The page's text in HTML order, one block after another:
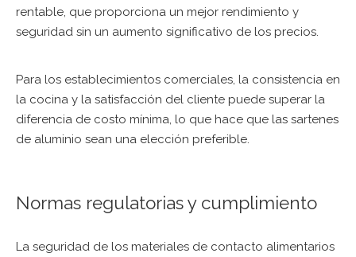
rentable, que proporciona un mejor rendimiento y
seguridad sin un aumento significativo de los precios.
Para los establecimientos comerciales, la consistencia en
la cocina y la satisfacción del cliente puede superar la
diferencia de costo mínima, lo que hace que las sartenes
de aluminio sean una elección preferible.
Normas regulatorias y cumplimiento
La seguridad de los materiales de contacto alimentarios